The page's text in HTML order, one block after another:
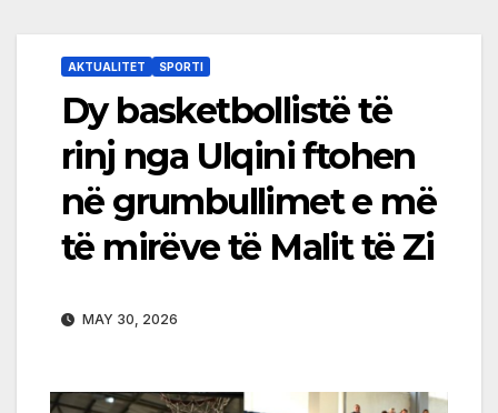
AKTUALITET SPORTI
Dy basketbollistë të
rinj nga Ulqini ftohen
në grumbullimet e më
të mirëve të Malit të Zi
MAY 30, 2026